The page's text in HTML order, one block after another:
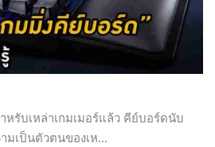
รับเหล่าเกมเมอร์แล้ว คีย์บอร์ดนับ
มเป็นตัวตนของเห...